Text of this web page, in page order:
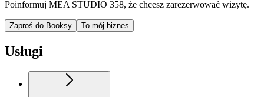
Poinformuj MEA STUDIO 358, że chcesz zarezerwować wizytę.
Zaproś do Booksy To mój biznes
Usługi